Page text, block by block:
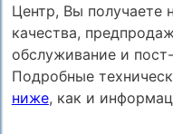
Центр, Вы получаете
качества,
обслуживание и
Подробные
ниже, как и